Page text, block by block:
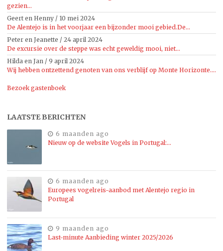
gezien...
Geert en Henny / 10 mei 2024
De Alentejo is in het voorjaar een bijzonder mooi gebied.De...
Peter en Jeanette / 24 april 2024
De excursie over de steppe was echt geweldig mooi, niet...
Hilda en Jan / 9 april 2024
Wij hebben ontzettend genoten van ons verblijf op Monte Horizonte....
Bezoek gastenboek
LAATSTE BERICHTEN
6 maanden ago
Nieuw op de website Vogels in Portugal:…
6 maanden ago
Europees vogelreis-aanbod met Alentejo regio in
Portugal
9 maanden ago
Last-minute Aanbieding winter 2025/2026